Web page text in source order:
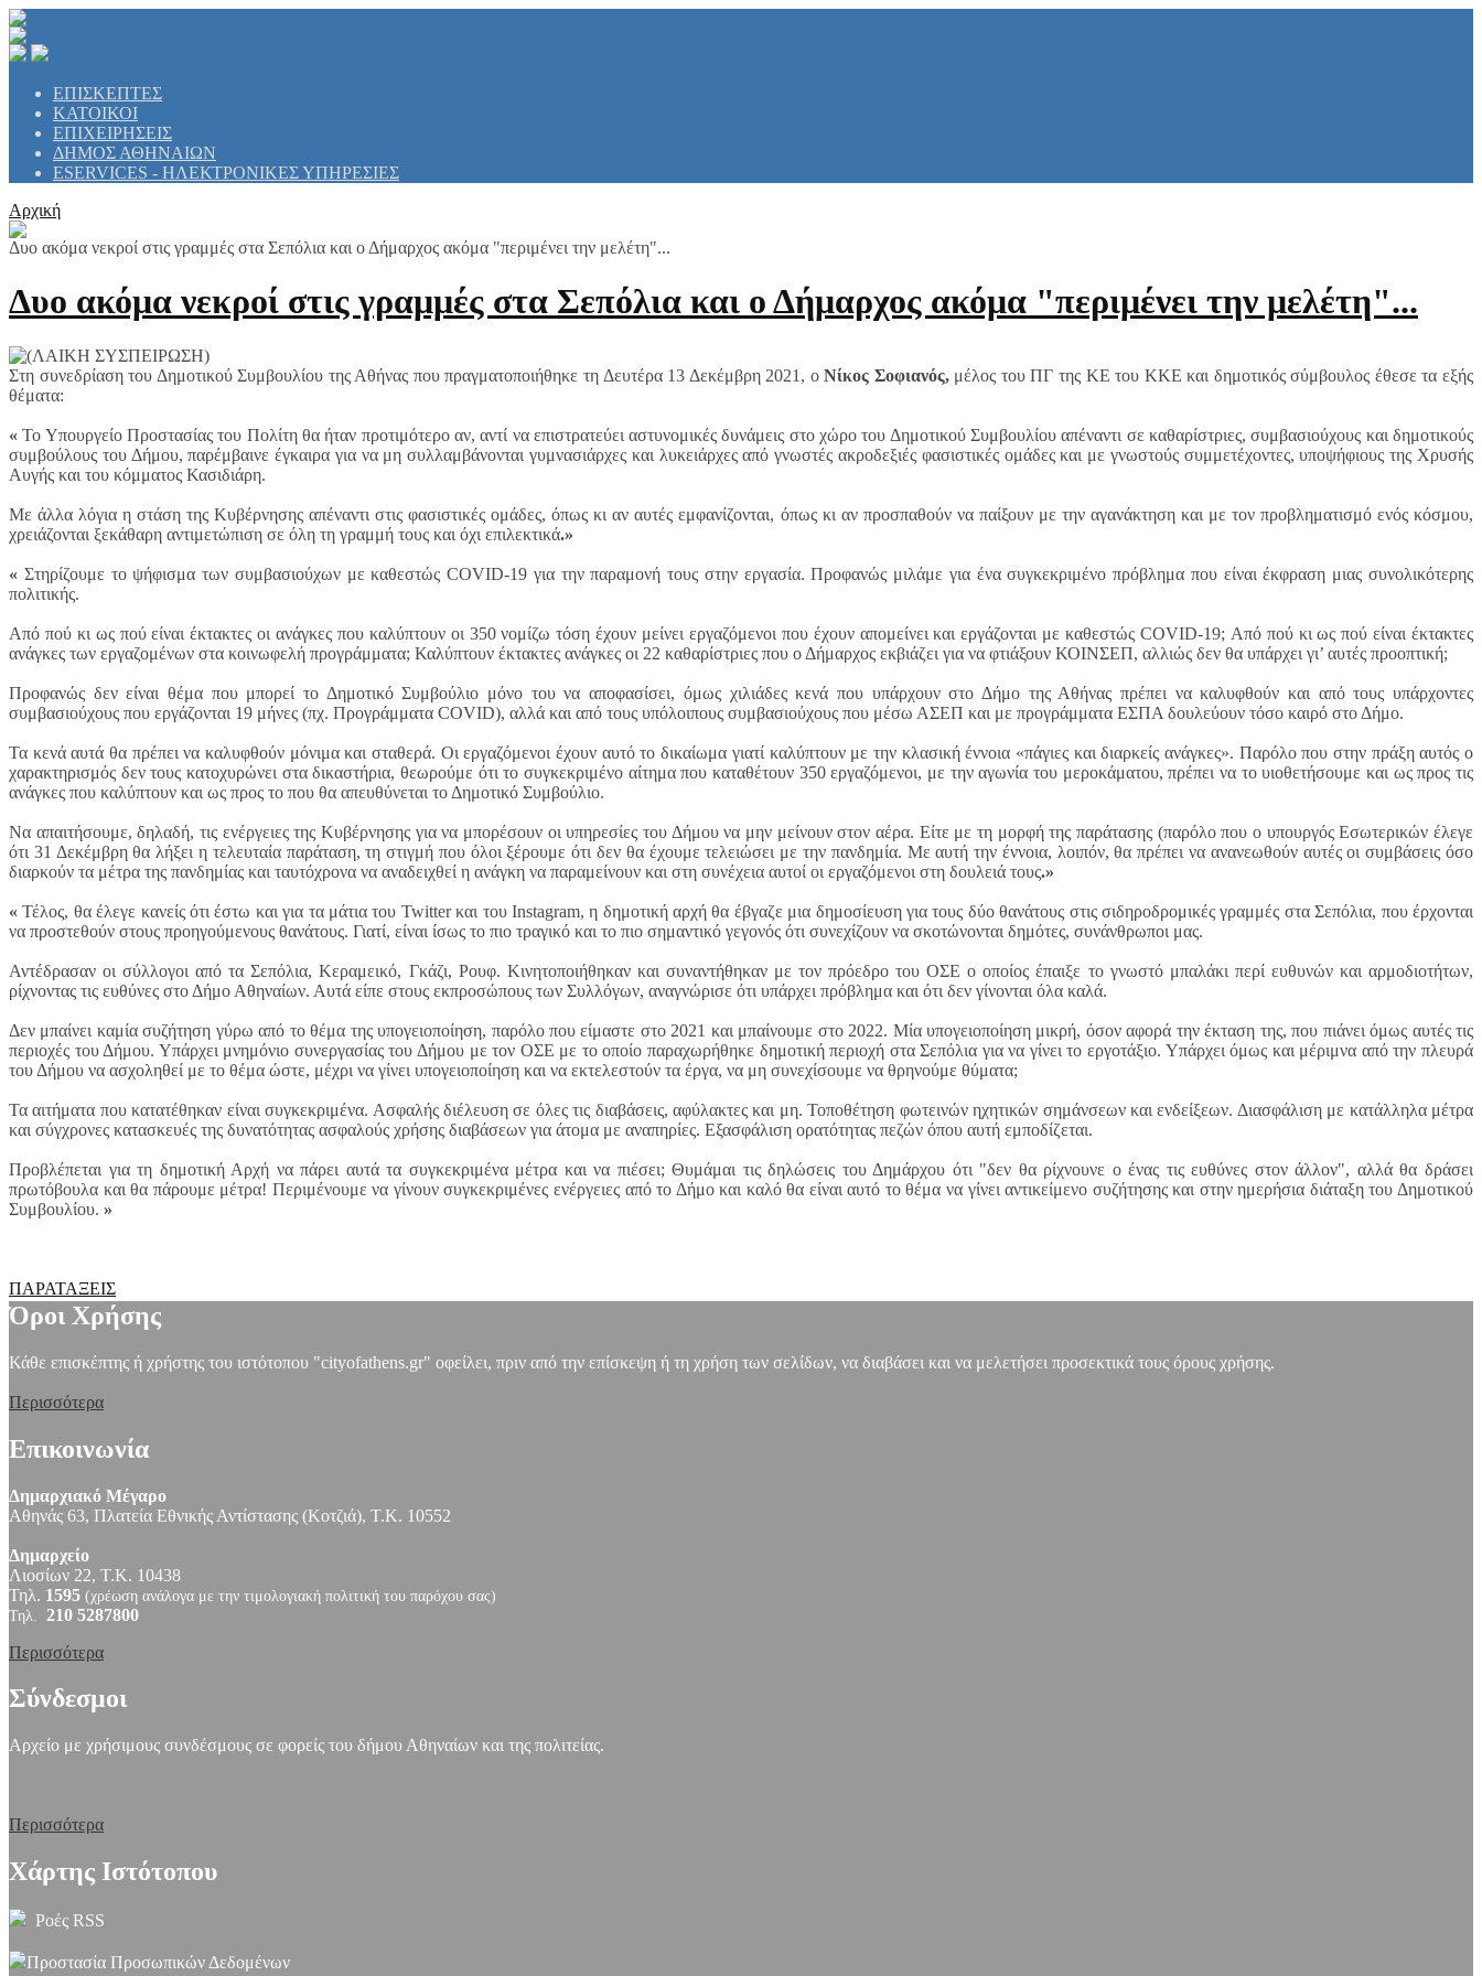
ΕΠΙΣΚΕΠΤΕΣ
ΚΑΤΟΙΚΟΙ
ΕΠΙΧΕΙΡΗΣΕΙΣ
ΔΗΜΟΣ ΑΘΗΝΑΙΩΝ
ESERVICES - ΗΛΕΚΤΡΟΝΙΚΕΣ ΥΠΗΡΕΣΙΕΣ
Αρχική
Δυο ακόμα νεκροί στις γραμμές στα Σεπόλια και ο Δήμαρχος ακόμα "περιμένει την μελέτη"...
Δυο ακόμα νεκροί στις γραμμές στα Σεπόλια και ο Δήμαρχος ακόμα "περιμένει την μελέτη"...
Στη συνεδρίαση του Δημοτικού Συμβουλίου της Αθήνας που πραγματοποιήθηκε τη Δευτέρα 13 Δεκέμβρη 2021, οΝίκος Σοφιανός,μέλος του ΠΓ της ΚΕ του ΚΚΕ και δημοτικός σύμβουλος έθεσε τα εξής
θέματα:
« Το Υπουργείο Προστασίας του Πολίτη θα ήταν προτιμότερο αν, αντί να επιστρατεύει αστυνομικές δυνάμεις στο χώρο του Δημοτικού Συμβουλίου απέναντι σε καθαρίστριες, συμβασιούχους και δημοτικούς
συμβούλους του Δήμου, παρέμβαινε έγκαιρα για να μη συλλαμβάνονται γυμνασιάρχες και λυκειάρχες από γνωστές ακροδεξιές φασιστικές ομάδες και με γνωστούς συμμετέχοντες, υποψήφιους της Χρυσής
Αυγής και του κόμματος Κασιδιάρη.
Με άλλα λόγια η στάση της Κυβέρνησης απέναντι στις φασιστικές ομάδες, όπως κι αν αυτές εμφανίζονται, όπως κι αν προσπαθούν να παίξουν με την αγανάκτηση και με τον προβληματισμό ενός κόσμου,
χρειάζονται ξεκάθαρη αντιμετώπιση σε όλη τη γραμμή τους και όχι επιλεκτικά.»
« Στηρίζουμε το ψήφισμα των συμβασιούχων με καθεστώς COVID-19 για την παραμονή τους στην εργασία. Προφανώς μιλάμε για ένα συγκεκριμένο πρόβλημα που είναι έκφραση μιας συνολικότερης
πολιτικής.
Από πού κι ως πού είναι έκτακτες οι ανάγκες που καλύπτουν οι 350 νομίζω τόση έχουν μείνει εργαζόμενοι που έχουν απομείνει και εργάζονται με καθεστώς COVID-19; Από πού κι ως πού είναι έκτακτες
ανάγκες των εργαζομένων στα κοινωφελή προγράμματα; Καλύπτουν έκτακτες ανάγκες οι 22 καθαρίστριες που ο Δήμαρχος εκβιάζει για να φτιάξουν ΚΟΙΝΣΕΠ, αλλιώς δεν θα υπάρχει γι’ αυτές προοπτική;
Προφανώς δεν είναι θέμα που μπορεί το Δημοτικό Συμβούλιο μόνο του να αποφασίσει, όμως χιλιάδες κενά που υπάρχουν στο Δήμο της Αθήνας πρέπει να καλυφθούν και από τους υπάρχοντες
συμβασιούχους που εργάζονται 19 μήνες (πχ. Προγράμματα COVID), αλλά και από τους υπόλοιπους συμβασιούχους που μέσω ΑΣΕΠ και με προγράμματα ΕΣΠΑ δουλεύουν τόσο καιρό στο Δήμο.
Τα κενά αυτά θα πρέπει να καλυφθούν μόνιμα και σταθερά. Οι εργαζόμενοι έχουν αυτό το δικαίωμα γιατί καλύπτουν με την κλασική έννοια «πάγιες και διαρκείς ανάγκες». Παρόλο που στην πράξη αυτός ο
χαρακτηρισμός δεν τους κατοχυρώνει στα δικαστήρια, θεωρούμε ότι το συγκεκριμένο αίτημα που καταθέτουν 350 εργαζόμενοι, με την αγωνία του μεροκάματου, πρέπει να το υιοθετήσουμε και ως προς τις
ανάγκες που καλύπτουν και ως προς το που θα απευθύνεται το Δημοτικό Συμβούλιο.
Να απαιτήσουμε, δηλαδή, τις ενέργειες της Κυβέρνησης για να μπορέσουν οι υπηρεσίες του Δήμου να μην μείνουν στον αέρα. Είτε με τη μορφή της παράτασης (παρόλο που ο υπουργός Εσωτερικών έλεγε
ότι 31 Δεκέμβρη θα λήξει η τελευταία παράταση, τη στιγμή που όλοι ξέρουμε ότι δεν θα έχουμε τελειώσει με την πανδημία. Με αυτή την έννοια, λοιπόν, θα πρέπει να ανανεωθούν αυτές οι συμβάσεις όσο
διαρκούν τα μέτρα της πανδημίας και ταυτόχρονα να αναδειχθεί η ανάγκη να παραμείνουν και στη συνέχεια αυτοί οι εργαζόμενοι στη δουλειά τους.»
« Τέλος, θα έλεγε κανείς ότι έστω και για τα μάτια του Twitter και του Instagram, η δημοτική αρχή θα έβγαζε μια δημοσίευση για τους δύο θανάτους στις σιδηροδρομικές γραμμές στα Σεπόλια, που έρχονται
να προστεθούν στους προηγούμενους θανάτους. Γιατί, είναι ίσως το πιο τραγικό και το πιο σημαντικό γεγονός ότι συνεχίζουν να σκοτώνονται δημότες, συνάνθρωποι μας.
Αντέδρασαν οι σύλλογοι από τα Σεπόλια, Κεραμεικό, Γκάζι, Ρουφ. Κινητοποιήθηκαν και συναντήθηκαν με τον πρόεδρο του ΟΣΕ ο οποίος έπαιξε το γνωστό μπαλάκι περί ευθυνών και αρμοδιοτήτων,
ρίχνοντας τις ευθύνες στο Δήμο Αθηναίων. Αυτά είπε στους εκπροσώπους των Συλλόγων, αναγνώρισε ότι υπάρχει πρόβλημα και ότι δεν γίνονται όλα καλά.
Δεν μπαίνει καμία συζήτηση γύρω από το θέμα της υπογειοποίηση, παρόλο που είμαστε στο 2021 και μπαίνουμε στο 2022. Μία υπογειοποίηση μικρή, όσον αφορά την έκταση της, που πιάνει όμως αυτές τις
περιοχές του Δήμου. Υπάρχει μνημόνιο συνεργασίας του Δήμου με τον ΟΣΕ με το οποίο παραχωρήθηκε δημοτική περιοχή στα Σεπόλια για να γίνει το εργοτάξιο. Υπάρχει όμως και μέριμνα από την πλευρά
του Δήμου να ασχοληθεί με το θέμα ώστε, μέχρι να γίνει υπογειοποίηση και να εκτελεστούν τα έργα, να μη συνεχίσουμε να θρηνούμε θύματα;
Τα αιτήματα που κατατέθηκαν είναι συγκεκριμένα. Ασφαλής διέλευση σε όλες τις διαβάσεις, αφύλακτες και μη. Τοποθέτηση φωτεινών ηχητικών σημάνσεων και ενδείξεων. Διασφάλιση με κατάλληλα μέτρα
και σύγχρονες κατασκευές της δυνατότητας ασφαλούς χρήσης διαβάσεων για άτομα με αναπηρίες. Εξασφάλιση ορατότητας πεζών όπου αυτή εμποδίζεται.
Προβλέπεται για τη δημοτική Αρχή να πάρει αυτά τα συγκεκριμένα μέτρα και να πιέσει; Θυμάμαι τις δηλώσεις του Δημάρχου ότι "δεν θα ρίχνουνε ο ένας τις ευθύνες στον άλλον", αλλά θα δράσει
πρωτόβουλα και θα πάρουμε μέτρα! Περιμένουμε να γίνουν συγκεκριμένες ενέργειες από το Δήμο και καλό θα είναι αυτό το θέμα να γίνει αντικείμενο συζήτησης και στην ημερήσια διάταξη του Δημοτικού
Συμβουλίου. »
ΠΑΡΑΤΑΞΕΙΣ
Όροι Χρήσης
Κάθε επισκέπτης ή χρήστης του ιστότοπου "cityofathens.gr" οφείλει, πριν από την επίσκεψη ή τη χρήση των σελίδων, να διαβάσει και να μελετήσει προσεκτικά τους όρους χρήσης.
Περισσότερα
Επικοινωνία
Δημαρχιακό Μέγαρο
Αθηνάς 63, Πλατεία Εθνικής Αντίστασης (Κοτζιά), Τ.Κ. 10552
Δημαρχείο
Λιοσίων 22, Τ.Κ. 10438
Τηλ. 1595 (χρέωση ανάλογα με την τιμολογιακή πολιτική του παρόχου σας)
Τηλ. 210 5287800
Περισσότερα
Σύνδεσμοι
Αρχείο με χρήσιμους συνδέσμους σε φορείς του δήμου Αθηναίων και της πολιτείας.
Περισσότερα
Χάρτης Ιστότοπου
Ροές RSS
Προστασία Προσωπικών Δεδομένων